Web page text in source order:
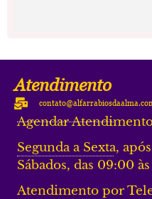
Atendimento
Agendar
Segunda a Sexta,
Sábados, das 09:00
Atendimento por